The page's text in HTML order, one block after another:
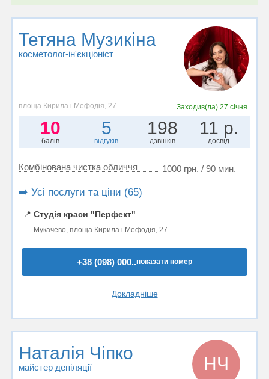
Тетяна Музикіна
косметолог-ін'єкціоніст
площа Кирила і Мефодія, 27 Заходив(ла) 27 січня
10
балів
5
відгуків
198
дзвінків
11 р.
досвід
Комбінована чистка обличчя 1000 грн. / 90 мин.
➡️ Усі послуги та ціни (65)
📍 Студія краси "Перфект"
Мукачево, площа Кирила і Мефодія, 27
+38 (098) 000..показати номер
Докладніше
Наталія Чіпко
майстер депіляції НЧ